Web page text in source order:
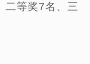
二等奖7名、三